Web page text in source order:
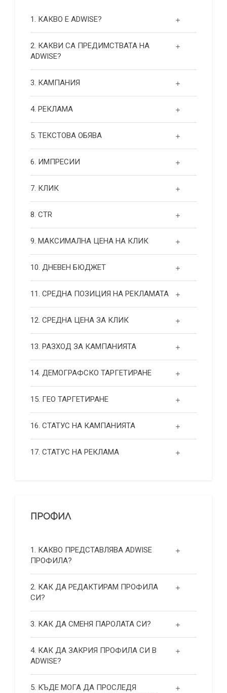
1. КАКВО Е ADWISE?
2. КАКВИ СА ПРЕДИМСТВАТА НА
ADWISE?
3. КАМПАНИЯ
4. РЕКЛАМА
5. ТЕКСТОВА ОБЯВА
6. ИМПРЕСИИ
7. КЛИК
8. CTR
9. МАКСИМАЛНА ЦЕНА НА КЛИК
10. ДНЕВЕН БЮДЖЕТ
11. СРЕДНА ПОЗИЦИЯ НА РЕКЛАМАТА
12. СРЕДНА ЦЕНА ЗА КЛИК
13. РАЗХОД ЗА КАМПАНИЯТА
14. ДЕМОГРАФСКО ТАРГЕТИРАНЕ
15. ГЕО ТАРГЕТИРАНЕ
16. СТАТУС НА КАМПАНИЯТА
17. СТАТУС НА РЕКЛАМА
ПРОФИЛ
1. КАКВО ПРЕДСТАВЛЯВА ADWISE
ПРОФИЛА?
2. КАК ДА РЕДАКТИРАМ ПРОФИЛА
СИ?
3. КАК ДА СМЕНЯ ПАРОЛАТА СИ?
4. КАК ДА ЗАКРИЯ ПРОФИЛА СИ В
ADWISE?
5. КЪДЕ МОГА ДА ПРОСЛЕДЯ